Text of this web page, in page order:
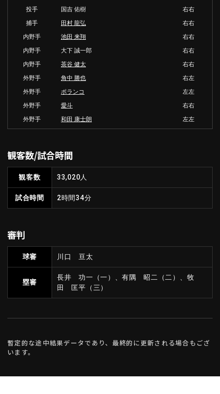
投手
国吉 佑樹
右右
捕手
田村 龍弘
右右
内野手
池田 来翔
右右
内野手
大下 誠一郎
右右
内野手
茶谷 健太
右右
外野手
角中 勝也
右左
外野手
ポランコ
左左
外野手
愛斗
右右
外野手
和田 康士朗 左左
観客数/試合時間
観客数 33,020人
試合時間 2時間34分
審判
球審 川口 亘太
塁審
長井 功一（一）、有隅 昭二（二）、牧
田 匡平（三）
暫定的な途中結果データであり、最終的に更新される場合もござ
います。